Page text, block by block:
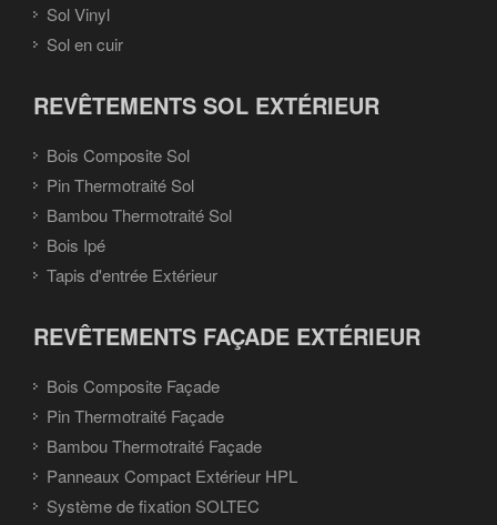
Sol Vinyl
Sol en cuir
REVÊTEMENTS SOL EXTÉRIEUR
Bois Composite Sol
Pin Thermotraité Sol
Bambou Thermotraité Sol
Bois Ipé
Tapis d'entrée Extérieur
REVÊTEMENTS FAÇADE EXTÉRIEUR
Bois Composite Façade
Pin Thermotraité Façade
Bambou Thermotraité Façade
Panneaux Compact Extérieur HPL
Système de fixation SOLTEC